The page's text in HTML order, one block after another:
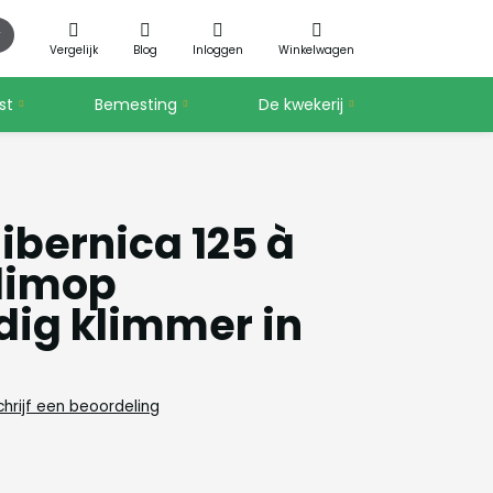
Vergelijk Blog Inloggen Winkelwagen
Bemesting De kwekerij
125 à
klimmer in
een beoordeling